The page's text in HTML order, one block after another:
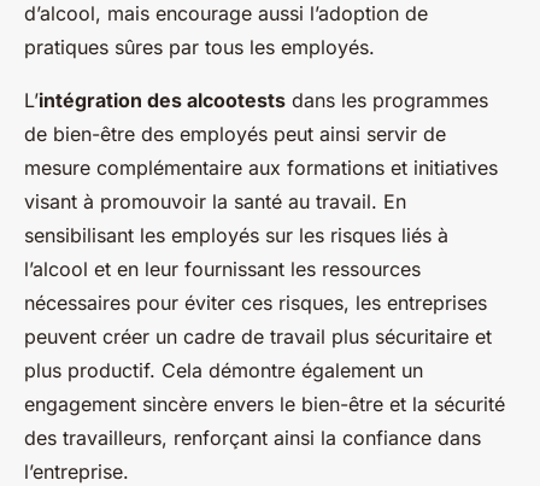
d’alcool, mais encourage aussi l’adoption de
pratiques sûres par tous les employés.
L’intégration des alcootests dans les programmes
de bien-être des employés peut ainsi servir de
mesure complémentaire aux formations et initiatives
visant à promouvoir la santé au travail. En
sensibilisant les employés sur les risques liés à
l’alcool et en leur fournissant les ressources
nécessaires pour éviter ces risques, les entreprises
peuvent créer un cadre de travail plus sécuritaire et
plus productif. Cela démontre également un
engagement sincère envers le bien-être et la sécurité
des travailleurs, renforçant ainsi la confiance dans
l’entreprise.